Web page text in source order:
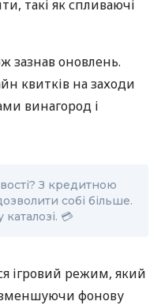
такі як спливаючі
зазнав оновлень.
квитків на заходи
винагород і
З кредитною
собі більше.
💳
ігровий режим, який
зменшуючи фонову